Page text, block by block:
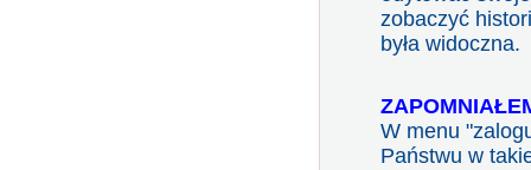
zobaczyć
była widoczna.
W menu
Państwu w